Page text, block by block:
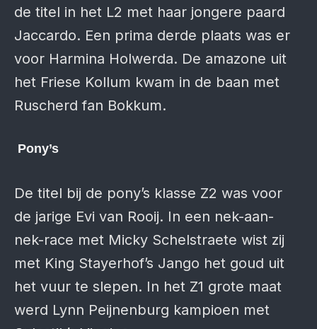
de titel in het L2 met haar jongere paard
Jaccardo. Een prima derde plaats was er
voor Harmina Holwerda. De amazone uit
het Friese Kollum kwam in de baan met
Ruscherd fan Bokkum.
Pony’s
De titel bij de pony’s klasse Z2 was voor
de jarige Evi van Rooij. In een nek-aan-
nek-race met Micky Schelstraete wist zij
met King Stayerhof’s Jango het goud uit
het vuur te slepen. In het Z1 grote maat
werd Lynn Peijnenburg kampioen met